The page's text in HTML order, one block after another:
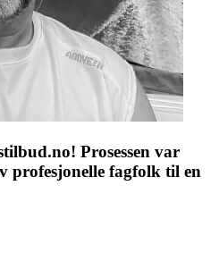
Prosessen var
profesjonelle fagfolk til en